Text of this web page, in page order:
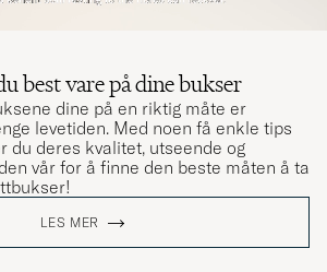
best vare på dine bukser
dine på en riktig måte er
levetiden. Med noen få enkle tips
du deres kvalitet, utseende og
vår for å finne den beste måten å ta
LES MER